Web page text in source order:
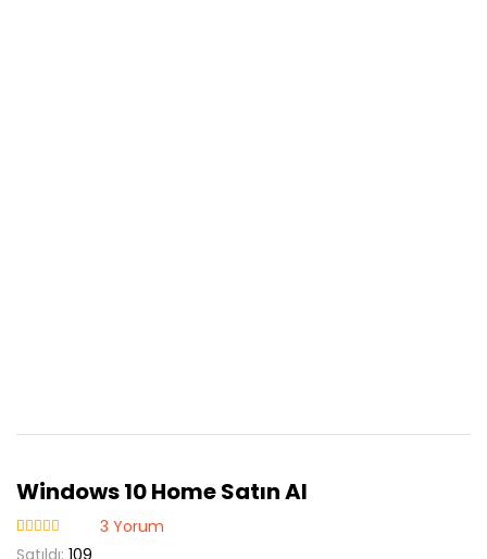
Windows 10 Home Satın Al
müşteri
3 Yorum